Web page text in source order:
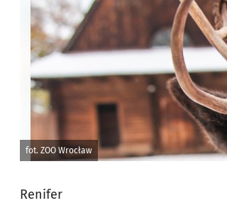
fot. ZOO Wrocław
Renifer